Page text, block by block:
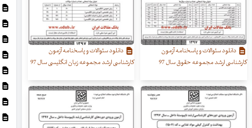
دانلود سئوالات و پاسخنامه آزمون
کارشناسی ارشد مجموعه حقوق سال 97
دانلود سئوالات و پاسخنامه آزمون
کارشناسی ارشد مجموعه زبان انگلیسی سال 97